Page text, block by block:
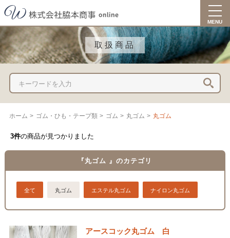
MENU
取扱商品
ホーム > ゴム・ひも・テープ類 > ゴム > 丸ゴム > 丸ゴム
3件の商品が見つかりました
『丸ゴム 』のカテゴリ
全て 丸ゴム エステル丸ゴム ナイロン丸ゴム
アースコック丸ゴム 白